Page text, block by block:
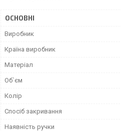
ОСНОВНІ
Виробник
Країна виробник
Матеріал
Об`єм
Колір
Спосіб закривання
Наявність ручки